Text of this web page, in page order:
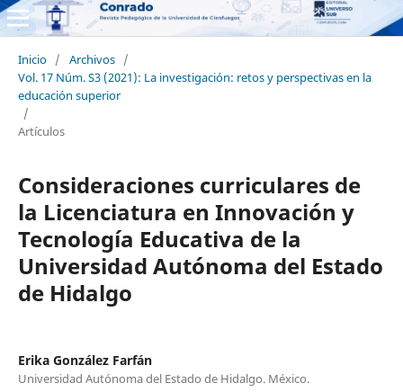
Inicio / Archivos /
Vol. 17 Núm. S3 (2021): La investigación: retos y perspectivas en la
educación superior
/
Artículos
Consideraciones curriculares de
la Licenciatura en Innovación y
Tecnología Educativa de la
Universidad Autónoma del Estado
de Hidalgo
Erika González Farfán
Universidad Autónoma del Estado de Hidalgo. México.